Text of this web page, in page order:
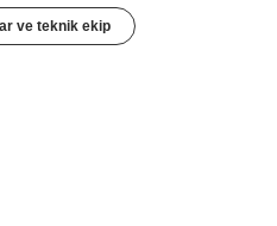
ve teknik ekip